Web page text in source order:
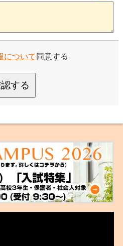
について 同意する
する